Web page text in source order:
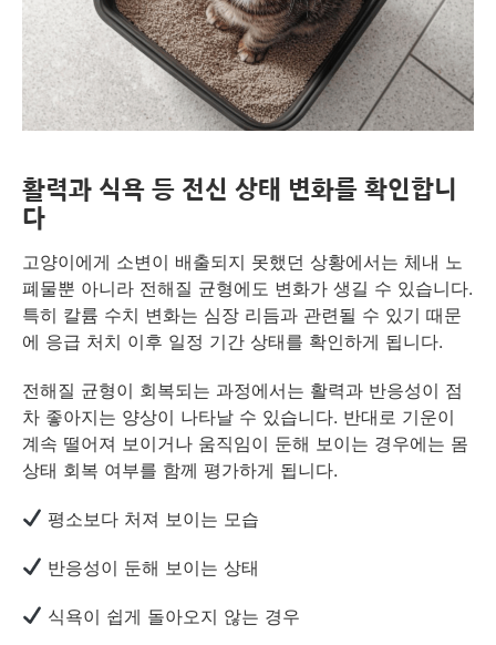
활력과 식욕 등 전신 상태 변화를 확인합니
다
고양이에게 소변이 배출되지 못했던 상황에서는 체내 노
폐물뿐 아니라 전해질 균형에도 변화가 생길 수 있습니다.
특히 칼륨 수치 변화는 심장 리듬과 관련될 수 있기 때문
에 응급 처치 이후 일정 기간 상태를 확인하게 됩니다.
전해질 균형이 회복되는 과정에서는 활력과 반응성이 점
차 좋아지는 양상이 나타날 수 있습니다. 반대로 기운이
계속 떨어져 보이거나 움직임이 둔해 보이는 경우에는 몸
상태 회복 여부를 함께 평가하게 됩니다.
평소보다 처져 보이는 모습
반응성이 둔해 보이는 상태
식욕이 쉽게 돌아오지 않는 경우